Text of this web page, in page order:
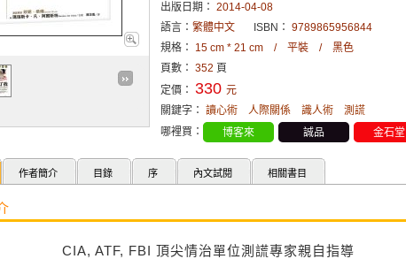
出版日期： 2014-04-08
語言： 繁體中文 ISBN： 9789865956844
規格： 15 cm * 21 cm / 平裝 / 黑色
頁數： 352 頁
定價： 330 元
關鍵字： 讀心術 人際關係 識人術
測謊
哪裡買：
博客來 誠品 金石堂
作者簡介 目錄 序 內文試閱 相關書目
CIA, ATF, FBI 頂尖情治單位測謊專家親自指導